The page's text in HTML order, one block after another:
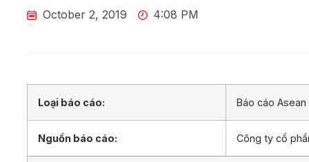
October 2, 2019 4:08 PM
Loại báo cáo: Báo cáo
Nguồn báo cáo: Công ty cổ